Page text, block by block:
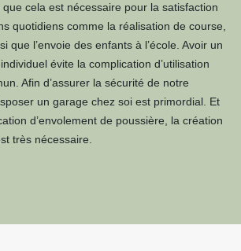
cela est nécessaire pour la satisfaction
quotidiens comme la réalisation de course,
que l’envoie des enfants à l’école. Avoir un
évite la complication d’utilisation
Afin d’assurer la sécurité de notre
un garage chez soi est primordial. Et
d’envolement de poussière, la création
très nécessaire.